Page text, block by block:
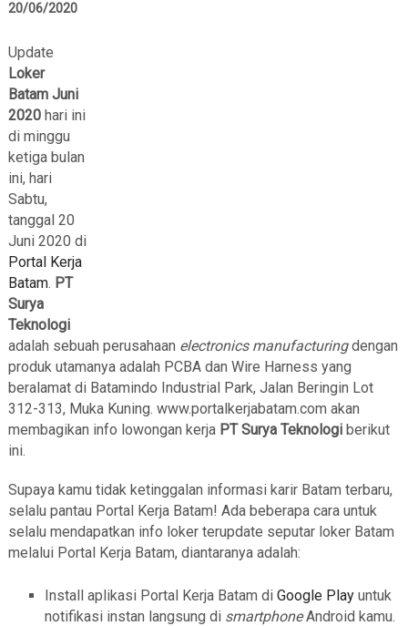
20/06/2020
Update
Loker
Batam Juni
2020hari ini
di minggu
ketiga bulan
ini, hari
Sabtu,
tanggal 20
Juni 2020 di
Portal Kerja
Batam. PT
Surya
Teknologi
adalah sebuah perusahaan electronics manufacturingdengan
produk utamanya adalah PCBA dan Wire Harness yang
beralamat di Batamindo Industrial Park, Jalan Beringin Lot
312-313, Muka Kuning. www.portalkerjabatam.com akan
membagikan info lowongan kerja PT Surya Teknologi berikut
ini.
Supaya kamu tidak ketinggalan informasi karir Batam terbaru,
selalu pantau Portal Kerja Batam! Ada beberapa cara untuk
selalu mendapatkan info loker terupdate seputar loker Batam
melalui Portal Kerja Batam, diantaranya adalah:
Install aplikasi Portal Kerja Batam di Google Playuntuk
notifikasi instan langsung di smartphoneAndroid kamu.